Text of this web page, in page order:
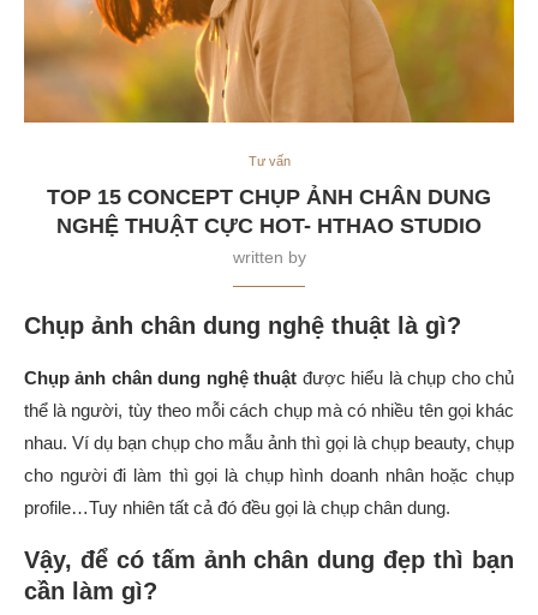
Tư vấn
TOP 15 CONCEPT CHỤP ẢNH CHÂN DUNG
NGHỆ THUẬT CỰC HOT- HTHAO STUDIO
written by
Chụp ảnh chân dung nghệ thuật là gì?
Chụp ảnh chân dung nghệ thuật được hiểu là chụp cho chủ
thể là người, tùy theo mỗi cách chụp mà có nhiều tên gọi khác
nhau. Ví dụ bạn chụp cho mẫu ảnh thì gọi là chụp beauty, chụp
cho người đi làm thì gọi là chụp hình doanh nhân hoặc chụp
profile…Tuy nhiên tất cả đó đều gọi là chụp chân dung.
Vậy, để có tấm ảnh chân dung đẹp thì bạn
cần làm gì?